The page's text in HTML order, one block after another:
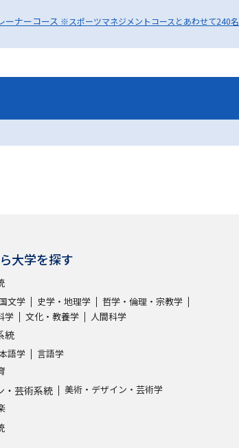
オープンキャンパスなどを調べる
来場型・Web型イベント特集
夢ナビライブ
受験準備
テレメール全国一斉進学調査
学問発見
大学で学びたい学問発見
学問のミニ講義「夢ナビ講義」
ーナーコース ※スポーツマネジメントコースとあわせて240名
大学を探す
文学 史学・地理学
哲学・倫理・宗教学
学
文化・教養学 人間科学
統
語学 言語学
・芸術系統 美術・デザイン・芸術学